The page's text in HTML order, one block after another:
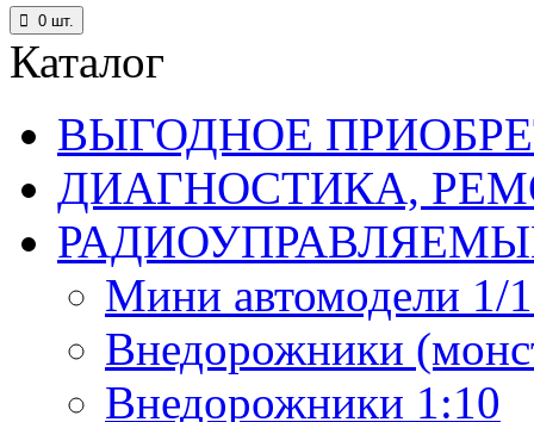
0 шт.
Каталог
ВЫГОДНОЕ
ДИАГНОСТИКА,
Мини автомодели 1/
Внедорожники
Внедорожники 1:10